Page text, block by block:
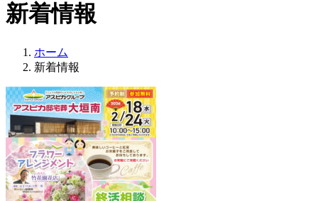
新着情報
ホーム
新着情報